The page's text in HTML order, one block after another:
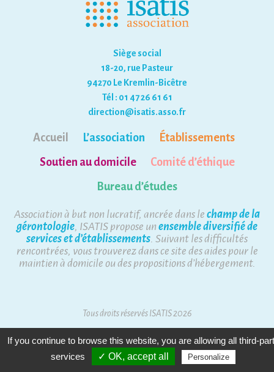
Siège social
18-20, rue Pasteur
94270 Le Kremlin-Bicêtre
Tél : 01 47 26 61 61
direction@isatis.asso.fr
Accueil L’association
Établissements
Soutien au domicile
Comité d’éthique
Bureau d’études
Association à but non lucratif, ancrée dans le champ de la
gérontologie, ISATIS propose un ensemble diversifié de
services et d’établissements. Suivant les difficultés
rencontrées, vous trouverez dans ce site des aides pour le
maintien à domicile ou des propositions d’hébergement.
Tous droits réservés ISATIS 2026
If you continue to browse this website, you are allowing all third-
services
✓ OK, accept all Personalize